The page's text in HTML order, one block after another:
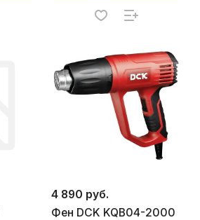
4 890 руб.
Фен DCK KQB04-2000